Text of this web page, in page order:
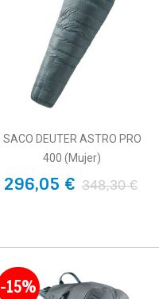
SACO DEUTER ASTRO PRO
400 (Mujer)
296,05 € 348,30 €
-15%